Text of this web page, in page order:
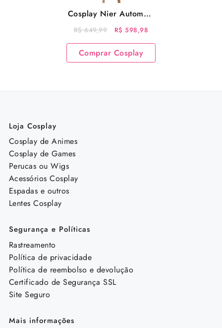
Cosplay Nier Automata
2B Vestido Preto Loja
Cosplay
R$649,99
O
preço
original
era:
R$ 598,98
preço
é:
Comprar Cosplay
Loja Cosplay
Cosplay de Animes
Cosplay de Games
Perucas ou Wigs
Acessórios Cosplay
Espadas e outros
Lentes Cosplay
Segurança e Políticas
Rastreamento
Política de privacidade
Política de reembolso e devolução
Certificado de Segurança SSL
Site Seguro
Mais informações